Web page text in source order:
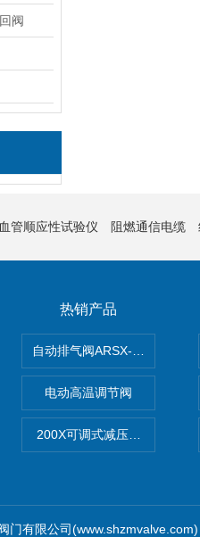
阀
管顺应性试验仪 阻燃通信电缆
热销产品
自动排气阀ARSX-0015/
电动高温调节阀
200X可调式减压阀（减压稳
门有限公司